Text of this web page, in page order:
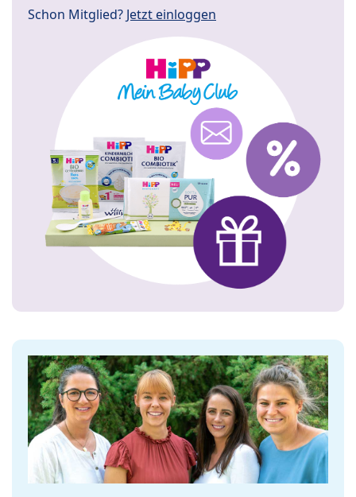
Schon Mitglied? Jetzt einloggen